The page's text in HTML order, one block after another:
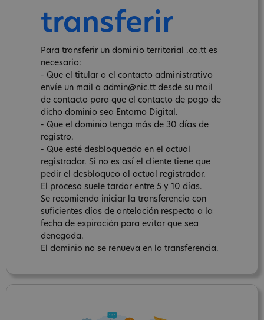
transferir
Para transferir un dominio territorial .co.tt es
necesario:
- Que el titular o el contacto administrativo
envíe un mail a admin@nic.tt desde su mail
de contacto para que el contacto de pago de
dicho dominio sea Entorno Digital.
- Que el dominio tenga más de 30 días de
registro.
- Que esté desbloqueado en el actual
registrador. Si no es así el cliente tiene que
pedir el desbloqueo al actual registrador.
El proceso suele tardar entre 5 y 10 días.
Se recomienda iniciar la transferencia con
suficientes días de antelación respecto a la
fecha de expiración para evitar que sea
denegada.
El dominio no se renueva en la transferencia.